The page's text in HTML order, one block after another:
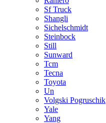
Sf Truck
Shangli
Sichelschmidt
Steinbock
Still
Sunward
Tcm
Tecna
Toyota
Un
Volgski Pogruschik
Yale
Yang